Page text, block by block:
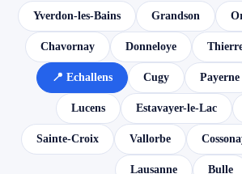
Yverdon-les-Bains Grandson
Chavornay Donneloye
📍 Echallens Cugy Payerne
Lucens Estavayer-le-Lac
Sainte-Croix Vallorbe
Lausanne Bulle